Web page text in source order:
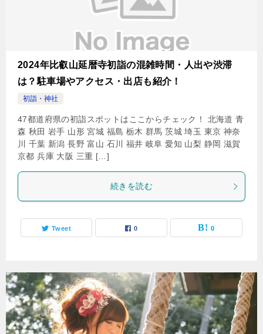
2024年比叡山延暦寺初詣の混雑時間・人出や渋滞
は？駐車場やアクセス・出店も紹介！
初詣・神社
47都道府県の初詣スポットはここからチェック！ 北海道 青
森 秋田 岩手 山形 宮城 福島 栃木 群馬 茨城 埼玉 東京 神奈
川 千葉 新潟 長野 富山 石川 福井 岐阜 愛知 山梨 静岡 滋賀
京都 兵庫 大阪 三重 […]
続きを読む
Tweet 0 0